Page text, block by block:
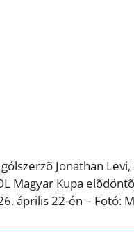
Jonathan
Magyar Kupa
április 22-én – Fotó: